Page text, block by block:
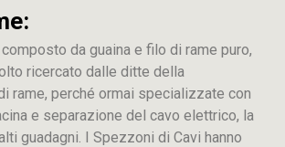
da guaina e filo di rame puro,
ricercato dalle ditte della
rame, perché ormai specializzate con
e separazione del cavo elettrico, la
guadagni. I Spezzoni di Cavi hanno